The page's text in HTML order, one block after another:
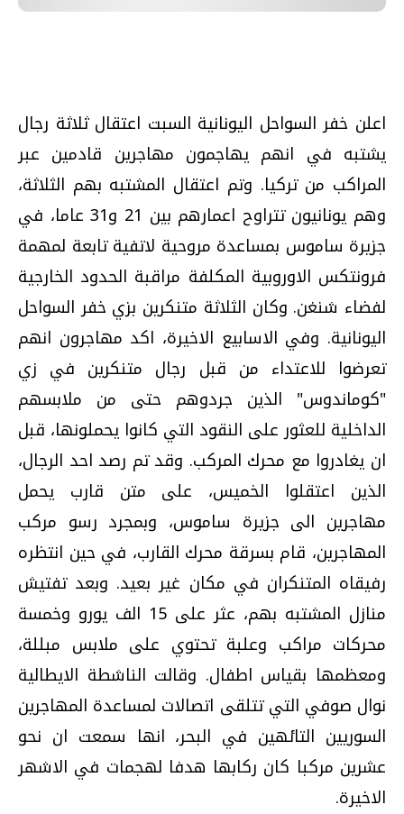
اعلن خفر السواحل اليونانية السبت اعتقال ثلاثة رجال
يشتبه في انهم يهاجمون مهاجرين قادمين عبر
المراكب من تركيا. وتم اعتقال المشتبه بهم الثلاثة،
وهم يونانيون تتراوح اعمارهم بين 21 و31 عاما، في
جزيرة ساموس بمساعدة مروحية لاتفية تابعة لمهمة
فرونتكس الاوروبية المكلفة مراقبة الحدود الخارجية
لفضاء شنغن. وكان الثلاثة متنكرين بزي خفر السواحل
اليونانية. وفي الاسابيع الاخيرة، اكد مهاجرون انهم
تعرضوا للاعتداء من قبل رجال متنكرين في زي
"كوماندوس" الذين جردوهم حتى من ملابسهم
الداخلية للعثور على النقود التي كانوا يحملونها، قبل
ان يغادروا مع محرك المركب. وقد تم رصد احد الرجال،
الذين اعتقلوا الخميس، على متن قارب يحمل
مهاجرين الى جزيرة ساموس، وبمجرد رسو مركب
المهاجرين، قام بسرقة محرك القارب، في حين انتظره
رفيقاه المتنكران في مكان غير بعيد. وبعد تفتيش
منازل المشتبه بهم، عثر على 15 الف يورو وخمسة
محركات مراكب وعلبة تحتوي على ملابس مبللة،
ومعظمها بقياس اطفال. وقالت الناشطة الايطالية
نوال صوفي التي تتلقى اتصالات لمساعدة المهاجرين
السوريين التائهين في البحر، انها سمعت ان نحو
عشرين مركبا كان ركابها هدفا لهجمات في الاشهر
الاخيرة.